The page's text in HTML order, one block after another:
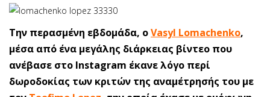
Την περασμένη εβδομάδα, οVasyl Lomachenko,
μέσα από ένα μεγάλης διάρκειας βίντεο που
ανέβασε στο Instagram έκανε λόγο περί
δωροδοκίας των κριτών της αναμέτρησής του με